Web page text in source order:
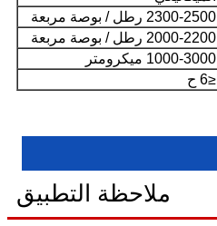
2300-2500 رطل / بوصة مربعة
2000-2200 رطل / بوصة مربعة
1000-3000 ميكرومتر
≤6 ح
ملاحظة التطبيق